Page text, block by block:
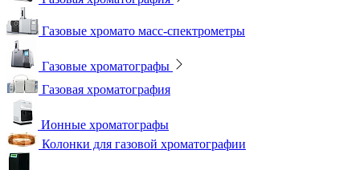
Газовые хромато масс-спектрометры
Газовые хроматографы
Газовая хроматография
Ионные хроматографы
Колонки для газовой хроматографии